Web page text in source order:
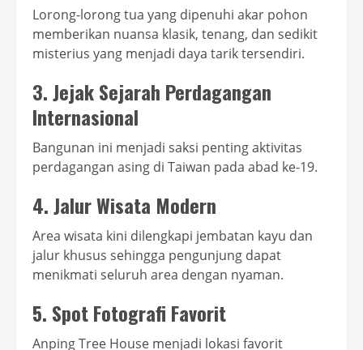
Lorong-lorong tua yang dipenuhi akar pohon
memberikan nuansa klasik, tenang, dan sedikit
misterius yang menjadi daya tarik tersendiri.
3. Jejak Sejarah Perdagangan
Internasional
Bangunan ini menjadi saksi penting aktivitas
perdagangan asing di Taiwan pada abad ke-19.
4. Jalur Wisata Modern
Area wisata kini dilengkapi jembatan kayu dan
jalur khusus sehingga pengunjung dapat
menikmati seluruh area dengan nyaman.
5. Spot Fotografi Favorit
Anping Tree House menjadi lokasi favorit